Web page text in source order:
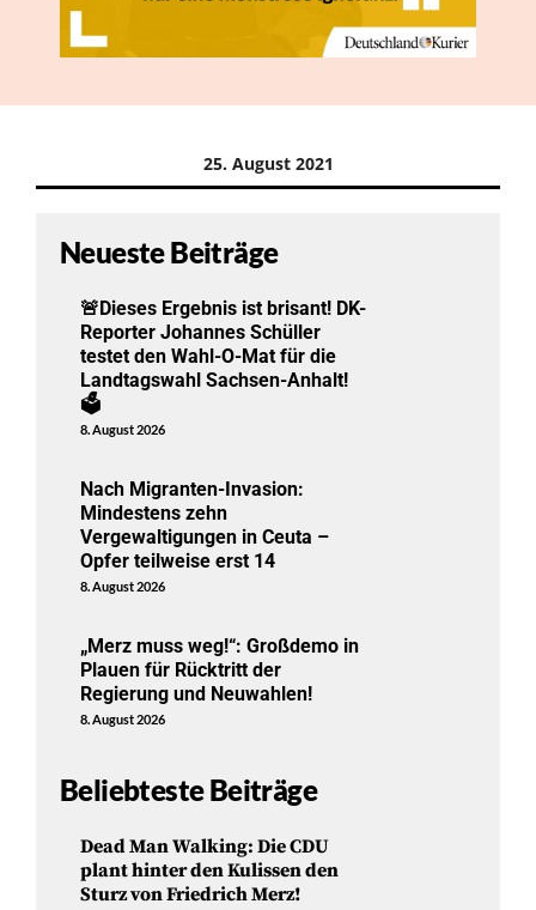
25. August 2021
Neueste Beiträge
🚨Dieses Ergebnis ist brisant! DK-
Reporter Johannes Schüller
testet den Wahl-O-Mat für die
Landtagswahl Sachsen-Anhalt!
🗳️
8. August 2026
Nach Migranten-Invasion:
Mindestens zehn
Vergewaltigungen in Ceuta –
Opfer teilweise erst 14
8. August 2026
„Merz muss weg!“: Großdemo in
Plauen für Rücktritt der
Regierung und Neuwahlen!
8. August 2026
Beliebteste Beiträge
Dead Man Walking: Die CDU
plant hinter den Kulissen den
Sturz von Friedrich Merz!